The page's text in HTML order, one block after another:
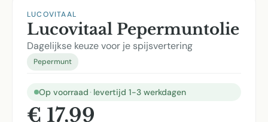
LUCOVITAAL
Lucovitaal Pepermuntolie
Dagelijkse keuze voor je spijsvertering
Pepermunt
Op voorraad · levertijd 1-3 werkdagen
€ 17,99